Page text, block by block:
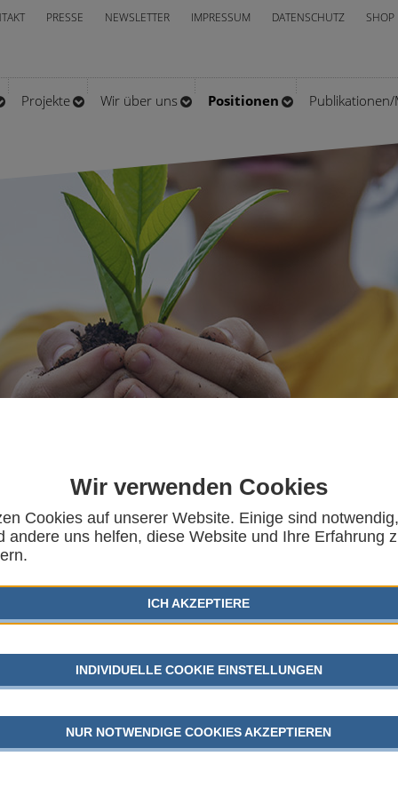
Wir verwenden Cookies
Cookies auf unserer Website. Einige sind notwendig,
andere uns helfen, diese Website und Ihre Erfahrung
ICH AKZEPTIERE
INDIVIDUELLE COOKIE EINSTELLUNGEN
NUR NOTWENDIGE COOKIES AKZEPTIEREN
PRESSE NEWSLETTER IMPRESSUM DATENSCHUTZ SHOP
Projekte Wir über uns Positionen
junger Menschen –
für die
FÜR KINDER- UND
Parteien nicht nur in Deutschland,
bei rechtsextremen und islamistischen
eine zunehmende Distanz gegenüber dem
und seinen Lösungswegen für politische Probleme
SGB VIII